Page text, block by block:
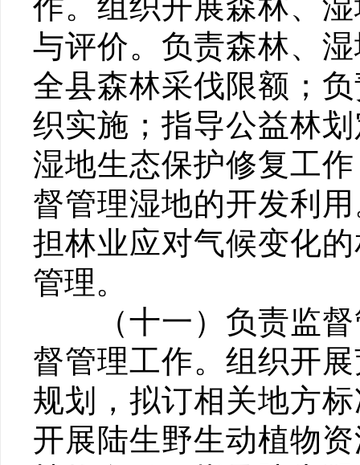
与评价。负责森林、
全县森林采伐限额；
织实施；指导公益林
湿地生态保护修复工
督管理湿地的开发利
担林业应对气候变化
管理。
（十一）负责监督
督管理工作。组织开
规划，拟订相关地方
开展陆生野生动植物